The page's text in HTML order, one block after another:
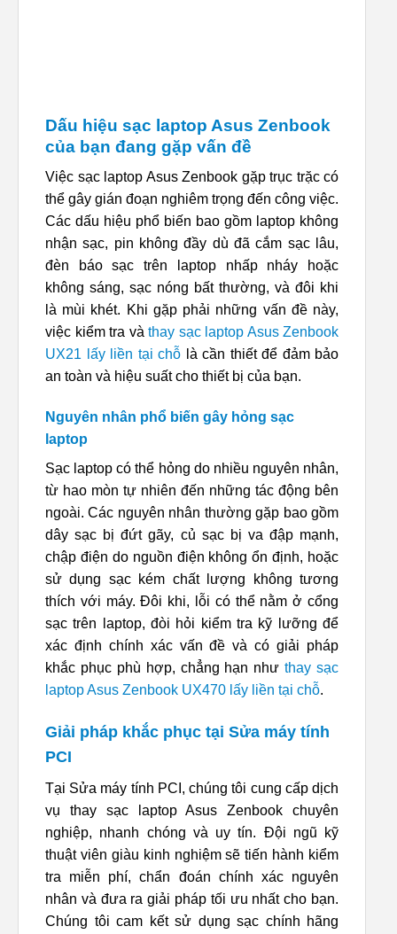
Dấu hiệu sạc laptop Asus Zenbook
của bạn đang gặp vấn đề
Việc sạc laptop Asus Zenbook gặp trục trặc có
thể gây gián đoạn nghiêm trọng đến công việc.
Các dấu hiệu phổ biến bao gồm laptop không
nhận sạc, pin không đầy dù đã cắm sạc lâu,
đèn báo sạc trên laptop nhấp nháy hoặc
không sáng, sạc nóng bất thường, và đôi khi
là mùi khét. Khi gặp phải những vấn đề này,
việc kiểm tra và thay sạc laptop Asus Zenbook
UX21 lấy liền tại chỗ là cần thiết để đảm bảo
an toàn và hiệu suất cho thiết bị của bạn.
Nguyên nhân phổ biến gây hỏng sạc
laptop
Sạc laptop có thể hỏng do nhiều nguyên nhân,
từ hao mòn tự nhiên đến những tác động bên
ngoài. Các nguyên nhân thường gặp bao gồm
dây sạc bị đứt gãy, củ sạc bị va đập mạnh,
chập điện do nguồn điện không ổn định, hoặc
sử dụng sạc kém chất lượng không tương
thích với máy. Đôi khi, lỗi có thể nằm ở cổng
sạc trên laptop, đòi hỏi kiểm tra kỹ lưỡng để
xác định chính xác vấn đề và có giải pháp
khắc phục phù hợp, chẳng hạn nhưthay sạc
laptop Asus Zenbook UX470 lấy liền tại chỗ.
Giải pháp khắc phục tại Sửa máy tính
PCI
Tại Sửa máy tính PCI, chúng tôi cung cấp dịch
vụ thay sạc laptop Asus Zenbook chuyên
nghiệp, nhanh chóng và uy tín. Đội ngũ kỹ
thuật viên giàu kinh nghiệm sẽ tiến hành kiểm
tra miễn phí, chẩn đoán chính xác nguyên
nhân và đưa ra giải pháp tối ưu nhất cho bạn.
Chúng tôi cam kết sử dụng sạc chính hãng